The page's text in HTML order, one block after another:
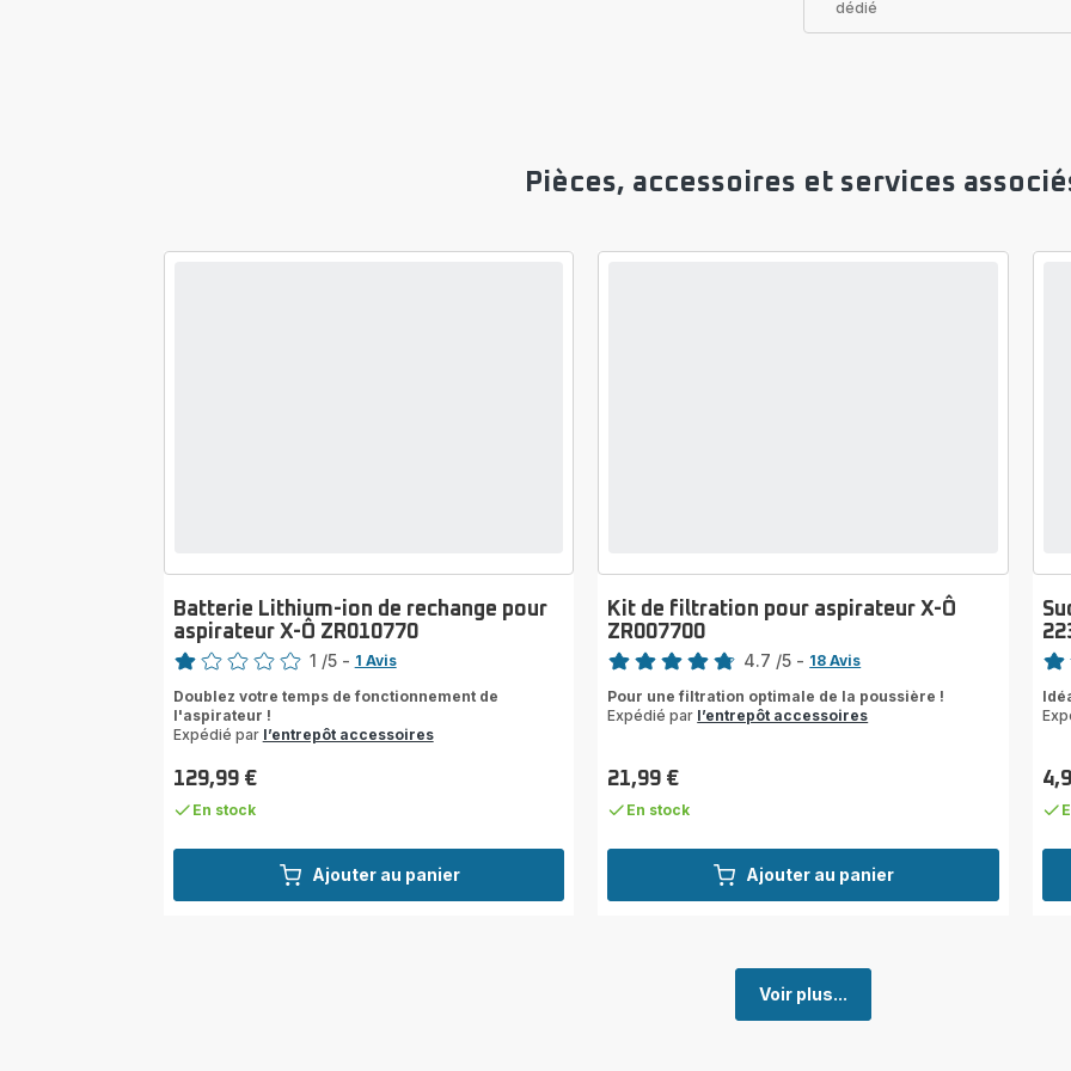
dédié
Pièces, accessoires et services
Ajouter au panier
Batterie Lithium-ion de rechange pour
aspirateur X-Ô ZR010770
Note
1
étoile
1 /5 - 1 Avis
Doublez votre temps de fonctionnement de
l'aspirateur !
Expédié par l’entrepôt accessoires
Prix
129,99 €
En stock
Ajouter au panier
Kit de filtration pour aspirateur X-Ô
ZR007700
Note
4.7 /5 - 18 Avis
Pour une filtration optimale de la poussière !
Expédié par l’entrepôt accessoires
Prix
21,99 €
En stock
Note
Prix
Voir plus...